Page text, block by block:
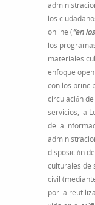
los
online (“en
los
materiales
enfoque
con los
circulación
servicios, la
de la
disposición
culturales de
civil
por la